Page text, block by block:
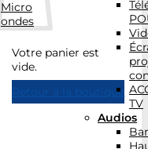
Votre panier est
vide.
Retour à la boutique
Micro
ondes
TV
Audios